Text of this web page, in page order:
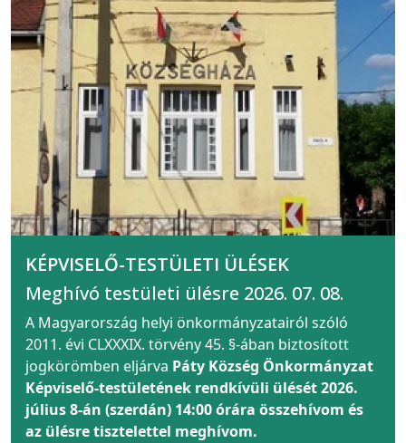
KÉPVISELŐ-TESTÜLETI ÜLÉSEK
Meghívó testületi ülésre 2026. 07. 08.
A Magyarország helyi önkormányzatairól szóló
2011. évi CLXXXIX. törvény 45. §-ában biztosított
jogkörömben eljárva Páty Község Önkormányzat
Képviselő-testületének rendkívüli ülését 2026.
július 8-án (szerdán) 14:00 órára összehívom és
az ülésre tisztelettel meghívom.